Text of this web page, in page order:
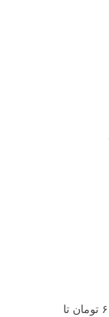
محدوده قیمت: ۶۰,۰۰۰ تومان تا